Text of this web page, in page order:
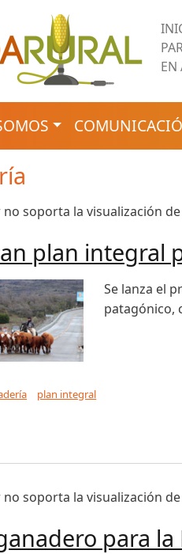
EN
PRINCIPAL
soporta la visualización
plan integral
Se lanza el
patagónico,
plan integral
soporta la visualización
para la